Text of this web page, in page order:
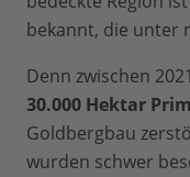
bekannt, die unter
Denn zwischen
30.000 Hektar
Goldbergbau
wurden schwer